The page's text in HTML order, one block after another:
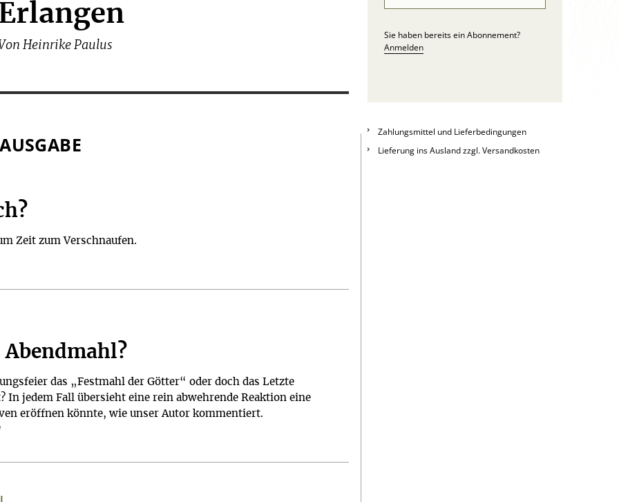
Von Heinrike Paulus
Sie haben bereits ein Abonnement?
Anmelden
Zahlungsmittel und Lieferbedingungen
Lieferung ins Ausland zzgl. Versandkosten
Zeit zum Verschnaufen.
das „Festmahl der Götter“ oder doch das Letzte
In jedem Fall übersieht eine rein abwehrende Reaktion eine
eröffnen könnte, wie unser Autor kommentiert.